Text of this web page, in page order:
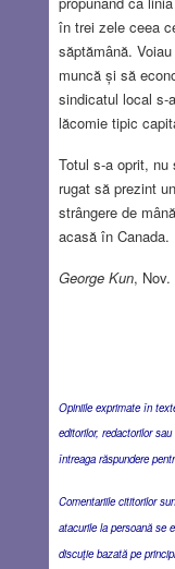
în trei zele ceea
săptămână.
muncă și să
sindicatul local s-
lăcomie tipic
Totul s-a oprit,
rugat să prezint
strângere de
acasă în Canada.
George Kun, Nov.
Opiniile exprimate în
editorilor, redactorilor
întreaga răspundere
Comentariile cititorilor
atacurile la persoană se
discuţie bazată pe